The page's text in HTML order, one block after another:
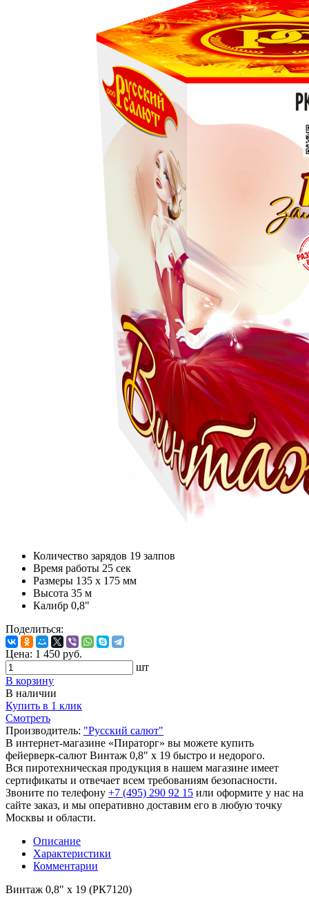
Количество зарядов 19 залпов
Время работы 25 сек
Размеры 135 x 175 мм
Высота 35 м
Калибр 0,8"
Поделиться:
Цена: 1 450 руб.
шт
В корзину
В наличии
Купить в 1 клик
Смотреть
Производитель: "Русский салют"
В интернет-магазине «Пираторг» вы можете купить
фейерверк-салют Винтаж 0,8" х 19 быстро и недорого.
Вся пиротехническая продукция в нашем магазине имеет
сертификаты и отвечает всем требованиям безопасности.
Звоните по телефону +7 (495) 290 92 15 или оформите у нас на
сайте заказ, и мы оперативно доставим его в любую точку
Москвы и области.
Описание
Характеристики
Комментарии
Винтаж 0,8" х 19 (РК7120)